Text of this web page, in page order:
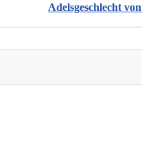
Adelsgeschlecht